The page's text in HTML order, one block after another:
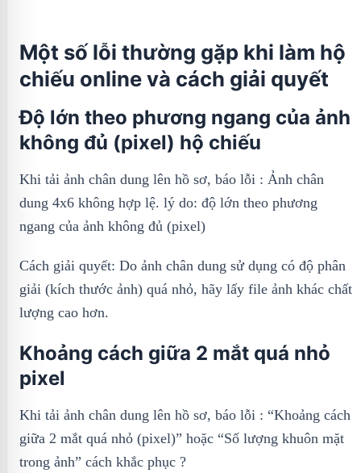
Một số lỗi thường gặp khi làm hộ
chiếu online và cách giải quyết
Độ lớn theo phương ngang của ảnh
không đủ (pixel) hộ chiếu
Khi tải ảnh chân dung lên hồ sơ, báo lỗi : Ảnh chân
dung 4x6 không hợp lệ. lý do: độ lớn theo phương
ngang của ảnh không đủ (pixel)
Cách giải quyết: Do ảnh chân dung sử dụng có độ phân
giải (kích thước ảnh) quá nhỏ, hãy lấy file ảnh khác chất
lượng cao hơn.
Khoảng cách giữa 2 mắt quá nhỏ
pixel
Khi tải ảnh chân dung lên hồ sơ, báo lỗi : “Khoảng cách
giữa 2 mắt quá nhỏ (pixel)” hoặc “Số lượng khuôn mặt
trong ảnh” cách khắc phục ?